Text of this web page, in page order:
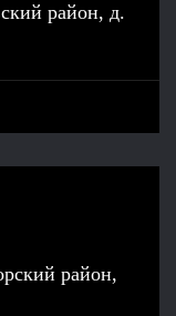
район, д.
район,